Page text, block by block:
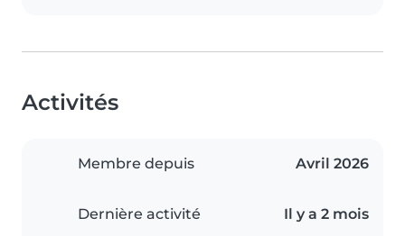
Activités
Membre depuis Avril 2026
Dernière activité Il y a 2 mois